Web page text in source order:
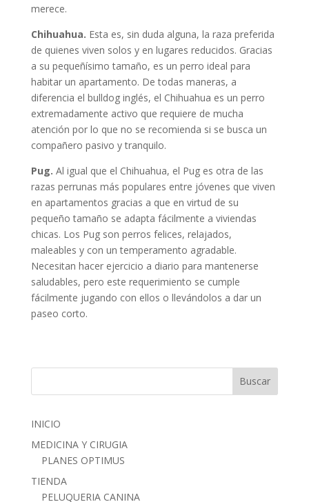
merece.
Chihuahua. Esta es, sin duda alguna, la raza preferida
de quienes viven solos y en lugares reducidos. Gracias
a su pequeñísimo tamaño, es un perro ideal para
habitar un apartamento. De todas maneras, a
diferencia el bulldog inglés, el Chihuahua es un perro
extremadamente activo que requiere de mucha
atención por lo que no se recomienda si se busca un
compañero pasivo y tranquilo.
Pug. Al igual que el Chihuahua, el Pug es otra de las
razas perrunas más populares entre jóvenes que viven
en apartamentos gracias a que en virtud de su
pequeño tamaño se adapta fácilmente a viviendas
chicas. Los Pug son perros felices, relajados,
maleables y con un temperamento agradable.
Necesitan hacer ejercicio a diario para mantenerse
saludables, pero este requerimiento se cumple
fácilmente jugando con ellos o llevándolos a dar un
paseo corto.
INICIO
MEDICINA Y CIRUGIA
PLANES OPTIMUS
TIENDA
PELUQUERIA CANINA